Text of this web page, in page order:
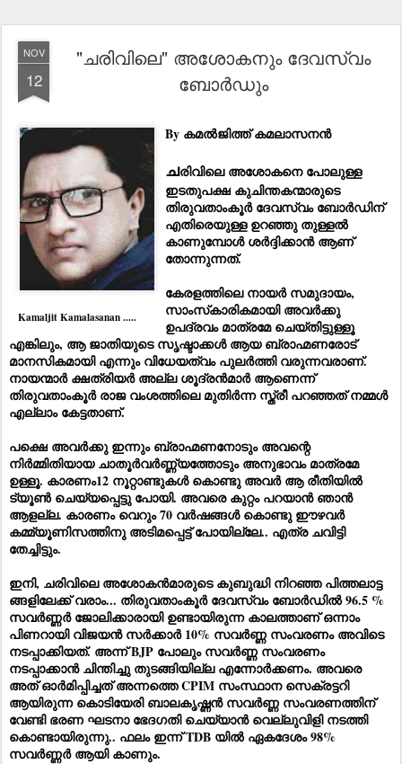
NOV
12
"ചരിവിലെ" അശോകനും ദേവസ്വം
ബോർഡും
Kamaljit Kamalasanan .....
By കമൽജിത്ത് കമലാസനൻ
ചരിവിലെ അശോകനെ പോലുള്ള
ഇടതുപക്ഷ കുചിന്തകന്മാരുടെ
തിരുവതാംകൂർ ദേവസ്വം ബോർഡിന്
എതിരെയുള്ള ഉറഞ്ഞു തുള്ളൽ
കാണുമ്പോൾശർദ്ദിക്കാൻആണ്
തോന്നുന്നത്.
കേരളത്തിലെ നായർ സമുദായം,
സാംസ്‌കാരികമായി അവർക്കു
ഉപദ്രവം മാത്രമേ ചെയ്തിട്ടുള്ളൂ
എങ്കിലും, ആ ജാതിയുടെ സൃഷ്ടാക്കൾ ആയ ബ്രാഹ്മണരോട്
മാനസികമായി എന്നും വിധേയത്വം പുലർത്തി വരുന്നവരാണ്.
നായന്മാർ ക്ഷത്രിയർ അല്ല ശൂദ്രൻമാർ ആണെന്ന്
തിരുവതാംകൂർ രാജ വംശത്തിലെ മുതിർന്ന സ്ത്രീ പറഞ്ഞത് നമ്മൾ
എല്ലാം കേട്ടതാണ്.
പക്ഷെ അവർക്കു ഇന്നും ബ്രാഹ്മണനോടും അവന്റെ
നിർമ്മിതിയായ ചാതൂർവർണ്ണ്യത്തോടും അനുഭാവം മാത്രമേ
ഉള്ളൂ. കാരണം12 നൂറ്റാണ്ടുകൾ കൊണ്ടു അവർ ആ രീതിയിൽ
ട്യൂൺ ചെയ്യപ്പെട്ടു പോയി. അവരെ കുറ്റം പറയാൻ ഞാൻ
ആളല്ല. കാരണം വെറും 70 വർഷങ്ങൾ കൊണ്ടു ഈഴവർ
കമ്മ്യൂണിസത്തിനു അടിമപ്പെട്ട് പോയില്ലേ.. എത്ര ചവിട്ടി
തേച്ചിട്ടും.
ഇനി, ചരിവിലെ അശോകൻമാരുടെ കുബുദ്ധി നിറഞ്ഞ പിത്തലാട്ട
ങ്ങളിലേക്ക് വരാം... തിരുവതാംകൂർ ദേവസ്വം ബോർഡിൽ 96.5 %
സവർണ്ണർ ജോലിക്കാരായി ഉണ്ടായിരുന്ന കാലത്താണ് ഒന്നാം
പിണറായി വിജയൻ സർക്കാർ 10% സവർണ്ണ സംവരണം അവിടെ
നടപ്പാക്കിയത്. അന്ന് BJP പോലും സവർണ്ണ സംവരണം
നടപ്പാക്കാൻ ചിന്തിച്ചു തുടങ്ങിയില്ല എന്നോർക്കണം. അവരെ
അത് ഓർമിപ്പിച്ചത് അന്നത്തെ CPIM സംസ്ഥാന സെക്രട്ടറി
ആയിരുന്ന കൊടിയേരി ബാലകൃഷ്ണൻ സവർണ്ണ സംവരണത്തിന്
വേണ്ടി ഭരണ ഘടനാ ഭേദഗതി ചെയ്യാൻ വെല്ലുവിളി നടത്തി
കൊണ്ടായിരുന്നു.. ഫലം ഇന്ന് TDB യിൽ ഏകദേശം 98%
സവർണ്ണർ ആയി കാണും.